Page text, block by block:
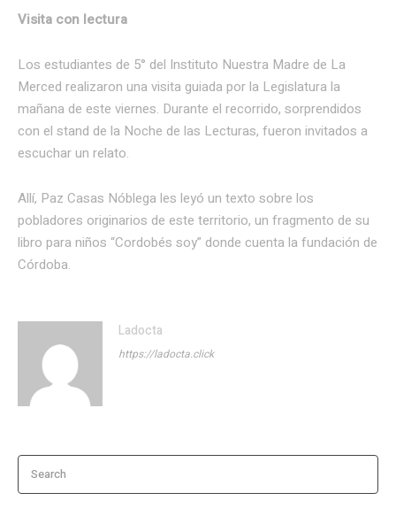
Visita con lectura
Los estudiantes de 5° del Instituto Nuestra Madre de La
Merced realizaron una visita guiada por la Legislatura la
mañana de este viernes. Durante el recorrido, sorprendidos
con el stand de la Noche de las Lecturas, fueron invitados a
escuchar un relato.
Allí, Paz Casas Nóblega les leyó un texto sobre los
pobladores originarios de este territorio, un fragmento de su
libro para niños “Cordobés soy” donde cuenta la fundación de
Córdoba.
Ladocta
https://ladocta.click
Search